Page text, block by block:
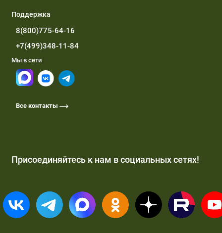
Поддержка
8(800)775-64-16
+7(499)348-11-84
Мы в сети
Все контакты
Присоединяйтесь к нам в социальных сетях!